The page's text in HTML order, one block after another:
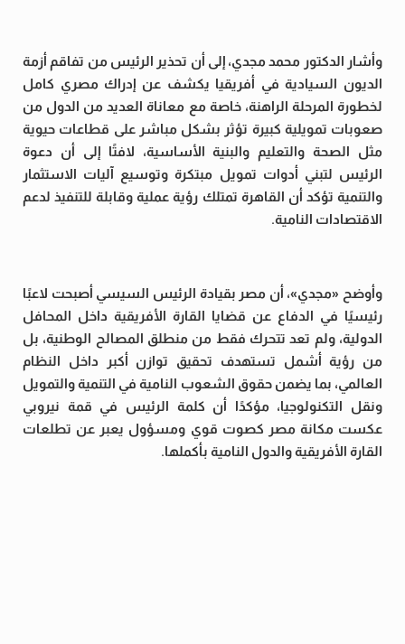
وأشار الدكتور محمد مجدي، إلى أن تحذير الرئيس من تفاقم أزمة
الديون السيادية في أفريقيا يكشف عن إدراك مصري كامل
لخطورة المرحلة الراهنة، خاصة مع معاناة العديد من الدول من
صعوبات تمويلية كبيرة تؤثر بشكل مباشر على قطاعات حيوية
مثل الصحة والتعليم والبنية الأساسية، لافتًا إلى أن دعوة
الرئيس لتبني أدوات تمويل مبتكرة وتوسيع آليات الاستثمار
والتنمية تؤكد أن القاهرة تمتلك رؤية عملية وقابلة للتنفيذ لدعم
الاقتصادات النامية.
وأوضح «مجدي»، أن مصر بقيادة الرئيس السيسي أصبحت لاعبًا
رئيسيًا في الدفاع عن قضايا القارة الأفريقية داخل المحافل
الدولية، ولم تعد تتحرك فقط من منطلق المصالح الوطنية، بل
من رؤية أشمل تستهدف تحقيق توازن أكبر داخل النظام
العالمي، بما يضمن حقوق الشعوب النامية في التنمية والتمويل
ونقل التكنولوجيا، مؤكدًا أن كلمة الرئيس في قمة نيروبي
عكست مكانة مصر كصوت قوي ومسؤول يعبر عن تطلعات
القارة الأفريقية والدول النامية بأكملها.